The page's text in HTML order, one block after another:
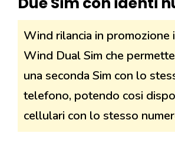
Wind rilancia in promozione
Wind Dual Sim che
una seconda Sim con lo
telefono, potendo cosi
cellulari con lo stesso